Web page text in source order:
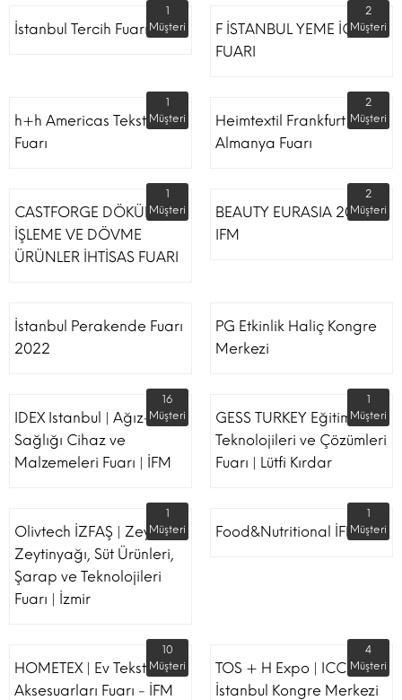
İstanbul Tercih Fuarı
1
Müşteri
F İSTANBUL YEME İÇME
FUARI
2
Müşteri
h+h Americas Tekstil
Fuarı
1
Müşteri
Heimtextil Frankfurt
Almanya Fuarı
2
Müşteri
CASTFORGE DÖKÜM,
İŞLEME VE DÖVME
ÜRÜNLER İHTİSAS FUARI
1
Müşteri
BEAUTY EURASIA 2022
IFM
2
Müşteri
İstanbul Perakende Fuarı
2022
PG Etkinlik Haliç Kongre
Merkezi
IDEX Istanbul | Ağız-Diş
Sağlığı Cihaz ve
Malzemeleri Fuarı | İFM
16
Müşteri
GESS TURKEY Eğitim
Teknolojileri ve Çözümleri
Fuarı | Lütfi Kırdar
1
Müşteri
Olivtech İZFAŞ | Zeytin,
Zeytinyağı, Süt Ürünleri,
Şarap ve Teknolojileri
Fuarı | İzmir
1
Müşteri
Food&Nutritional İFM
1
Müşteri
HOMETEX | Ev Tekstili Ve
Aksesuarları Fuarı - İFM
10
Müşteri
TOS + H Expo | ICC -
İstanbul Kongre Merkezi
4
Müşteri